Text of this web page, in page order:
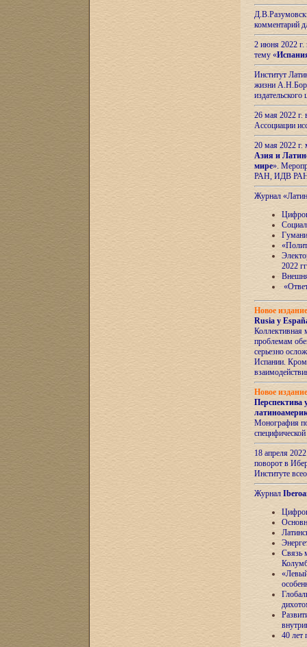
комментарий
2 июня 2022 г.
тему «
Институт
жизни
26 мая 2022
Ассоциации
20 мая 2022
Азия и
мире».
РАН, ИДВ
Журнал
2022
Новое
Rusia y
Коллективная
проблемам
серьезно
Испании.
Новое
Перспектива
Монография
18 апреля
поворот в
Институте
Журнал
Связь
40 лет